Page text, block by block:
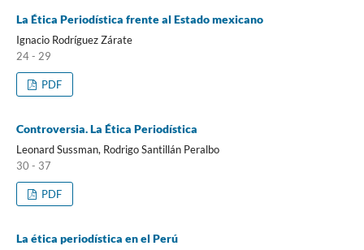
La Ética Periodística frente al Estado mexicano
Ignacio Rodríguez Zárate
24 - 29
PDF
Controversia. La Ética Periodística
Leonard Sussman, Rodrigo Santillán Peralbo
30 - 37
PDF
La ética periodística en el Perú